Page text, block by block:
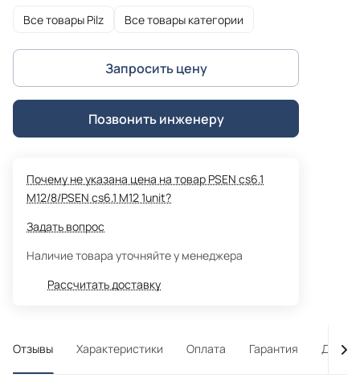
Все товары Pilz Все товары категории
Запросить цену
Позвонить инженеру
Почему не указана цена на товар PSEN cs6.1
M12/8/PSEN cs6.1 M12 1unit?
Задать вопрос
Наличие товара уточняйте у менеджера
Рассчитать доставку
Отзывы Характеристики Оплата Гарантия